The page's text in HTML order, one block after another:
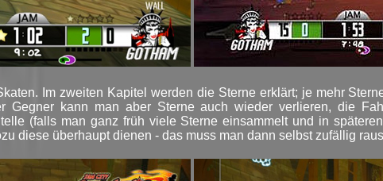
Im zweiten Kapitel werden die Sterne erklärt; je mehr
Gegner kann man aber Sterne auch wieder verlieren, die
(falls man ganz früh viele Sterne einsammelt und in
diese überhaupt dienen - das muss man dann selbst zufällig